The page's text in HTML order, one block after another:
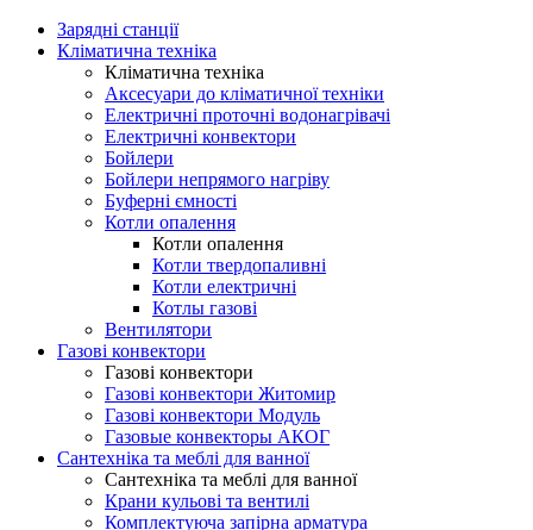
Зарядні станції
Кліматична техніка
Кліматична техніка
Аксесуари до кліматичної техніки
Електричні проточні водонагрівачі
Електричні конвектори
Бойлери
Бойлери непрямого нагріву
Буферні ємності
Котли опалення
Котли опалення
Котли твердопаливні
Котли електричні
Котлы газові
Вентилятори
Газові конвектори
Газові конвектори
Газові конвектори Житомир
Газові конвектори Модуль
Газовые конвекторы АКОГ
Сантехніка та меблі для ванної
Сантехніка та меблі для ванної
Крани кульові та вентилі
Комплектуюча запірна арматура